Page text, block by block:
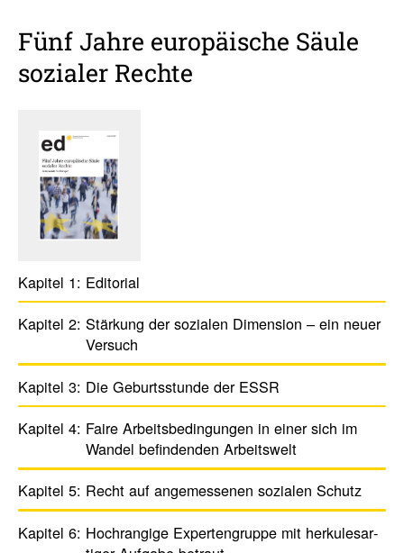
Fünf Jahre euro­päi­sche Säule
sozialer Rechte
Kapitel 1: Edito­rial
Kapitel 2: Stär­kung der sozialen Dimen­sion – ein neuer
Versuch
Kapitel 3: Die Geburts­stunde der ESSR
Kapitel 4: Faire Arbeits­be­din­gungen in einer sich im
Wandel befin­denden Arbeits­welt
Kapitel 5: Recht auf ange­mes­senen sozialen Schutz
Kapitel 6: Hoch­ran­gige Exper­ten­gruppe mit herku­les­ar­